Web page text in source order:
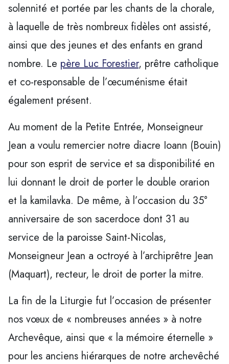
solennité et portée par les chants de la chorale,
à laquelle de très nombreux fidèles ont assisté,
ainsi que des jeunes et des enfants en grand
nombre. Le père Luc Forestier, prêtre catholique
et co-responsable de l’œcuménisme était
également présent.
Au moment de la Petite Entrée, Monseigneur
Jean a voulu remercier notre diacre Ioann (Bouin)
pour son esprit de service et sa disponibilité en
lui donnant le droit de porter le double orarion
et la kamilavka. De même, à l’occasion du 35°
anniversaire de son sacerdoce dont 31 au
service de la paroisse Saint-Nicolas,
Monseigneur Jean a octroyé à l’archiprêtre Jean
(Maquart), recteur, le droit de porter la mitre.
La fin de la Liturgie fut l’occasion de présenter
nos vœux de « nombreuses années » à notre
Archevêque, ainsi que « la mémoire éternelle »
pour les anciens hiérarques de notre archevêché